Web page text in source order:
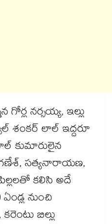
నర్సయ్య, ఇల్లు
శంకర్ లాల్​ ఇద్దరూ
కుమారులైన
సత్యనారాయణ,
కలిసి అదే
నుంచి
బిల్లు